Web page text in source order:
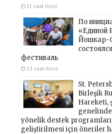
11 saat önce
По
«Единой
Йошкар-
фестиваль
13 saat önce
St.
Birleşik
Hareketi,
yönelik destek
geliştirilmesi için öneriler